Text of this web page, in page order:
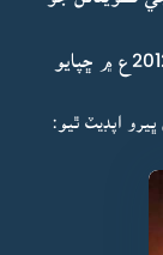
هي ڪتاب ساهت سنڌو پبليڪيشن بمبئي پاران 2012ع ۾ ڇپايو
ڀيرو اپڊيٽ ٿيو: